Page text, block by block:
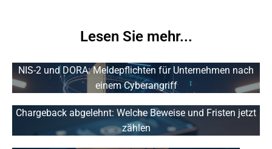
Lesen Sie mehr...
NIS-2 und DORA: Meldepflichten für Unternehmen nach
einem Cyberangriff
Chargeback abgelehnt: Welche Beweise und Fristen jetzt
zählen